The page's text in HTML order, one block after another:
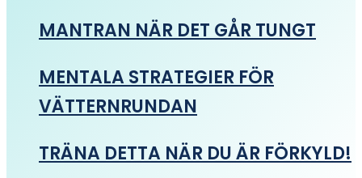
MANTRAN NÄR DET GÅR TUNGT
MENTALA STRATEGIER FÖR
VÄTTERNRUNDAN
TRÄNA DETTA NÄR DU ÄR FÖRKYLD!